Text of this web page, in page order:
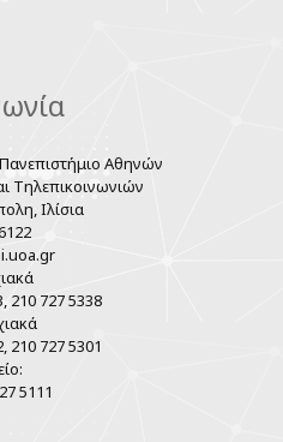
Αθηνών
Τηλεπικοινωνιών
Ιλίσια
210 727 5338
210 727 5301
5111